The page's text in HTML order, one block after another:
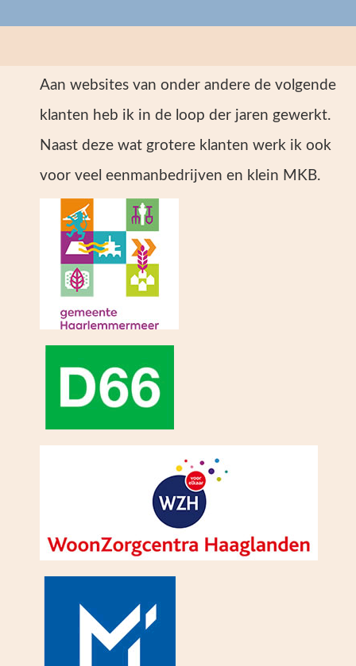
Aan websites van onder andere de volgende
klanten heb ik in de loop der jaren gewerkt.
Naast deze wat grotere klanten werk ik ook
voor veel eenmanbedrijven en klein MKB.